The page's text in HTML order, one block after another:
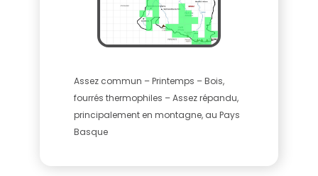
Assez commun – Printemps – Bois,
fourrés thermophiles – Assez répandu,
principalement en montagne, au Pays
Basque